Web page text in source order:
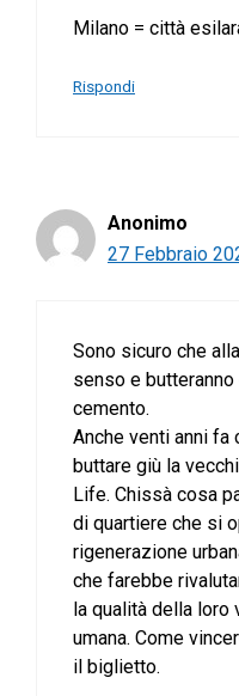
Milano = città
Rispondi
Anonimo
27 Febbraio
Sono sicuro che
senso e
cemento.
Anche venti anni fa
buttare giù la
Life. Chissà cosa
di quartiere che si
rigenerazione
che farebbe
la qualità della loro
umana. Come
il biglietto.